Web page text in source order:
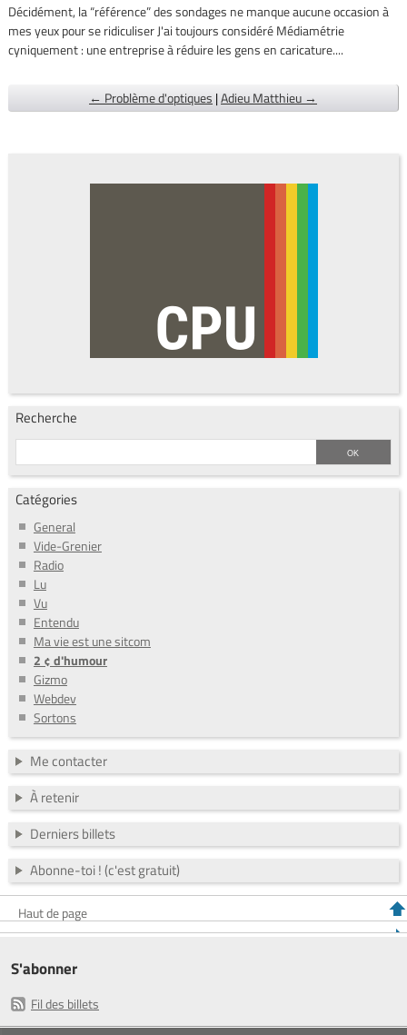
Décidément, la “référence” des sondages ne manque aucune occasion à
mes yeux pour se ridiculiser J'ai toujours considéré Médiamétrie
cyniquement : une entreprise à réduire les gens en caricature....
← Problème d'optiques |Adieu Matthieu →
Recherche
Catégories
General
Vide-Grenier
Radio
Lu
Vu
Entendu
Ma vie est une sitcom
2 ¢ d'humour
Gizmo
Webdev
Sortons
Me contacter
À retenir
Derniers billets
Abonne-toi ! (c'est gratuit)
Haut de page
S'abonner
Fil des billets